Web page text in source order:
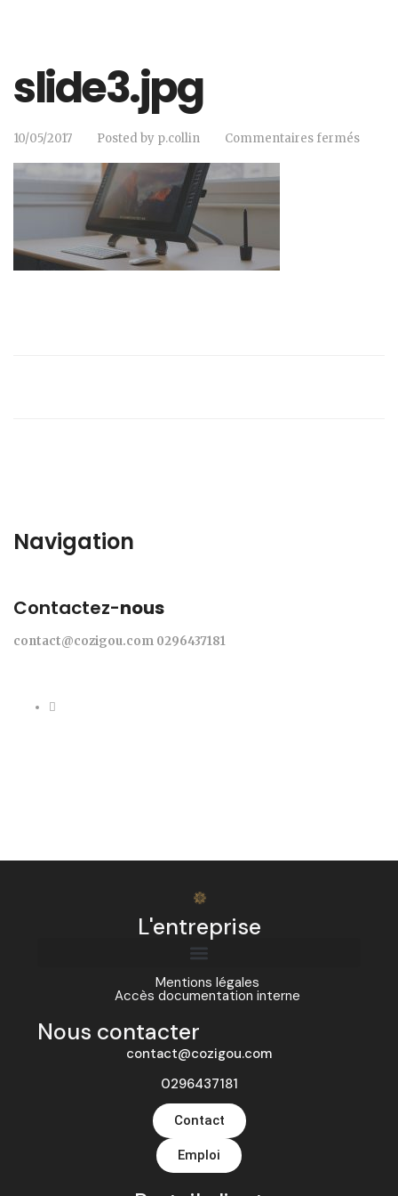
slide3.jpg
10/05/2017 Posted by p.collin Commentaires fermés
Navigation
Contactez-nous
contact@cozigou.com 0296437181
L'entreprise
Mentions légales
Accès documentation interne
Nous contacter
contact@cozigou.com
0296437181
Contact
Emploi